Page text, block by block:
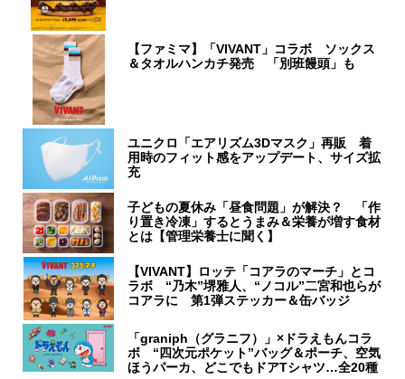
【ファミマ】「VIVANT」コラボ ソックス
＆タオルハンカチ発売 「別班饅頭」も
ユニクロ「エアリズム3Dマスク」再販 着
用時のフィット感をアップデート、サイズ拡
充
子どもの夏休み「昼食問題」が解決？ 「作
り置き冷凍」するとうまみ＆栄養が増す食材
とは【管理栄養士に聞く】
【VIVANT】ロッテ「コアラのマーチ」とコ
ラボ “乃木”堺雅人、“ノコル”二宮和也らが
コアラに 第1弾ステッカー＆缶バッジ
「graniph（グラニフ）」×ドラえもんコラ
ボ “四次元ポケット”バッグ＆ポーチ、空気
ほうパーカ、どこでもドアTシャツ…全20種